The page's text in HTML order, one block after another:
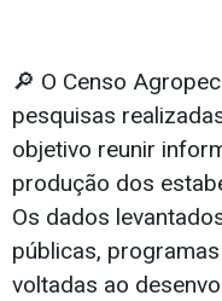
🔎 O Censo
pesquisas
objetivo reunir
produção dos
Os dados
públicas,
voltadas ao